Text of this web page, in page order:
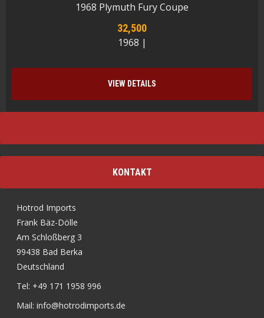
1968 Plymuth Fury Coupe
32,500
1968 |
VIEW DETAILS
KONTAKT
Hotrod Imports
Frank Bäz-Dölle
Am Schloßberg 3
99438 Bad Berka
Deutschland
Tel: +49 171 1958 996
Mail: info@hotrodimports.de